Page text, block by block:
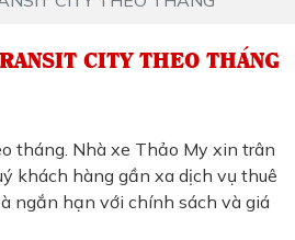
CITY THEO THÁNG
tháng. Nhà xe Thảo My xin trân
khách hàng gần xa dịch vụ thuê
ngắn hạn với chính sách và giá